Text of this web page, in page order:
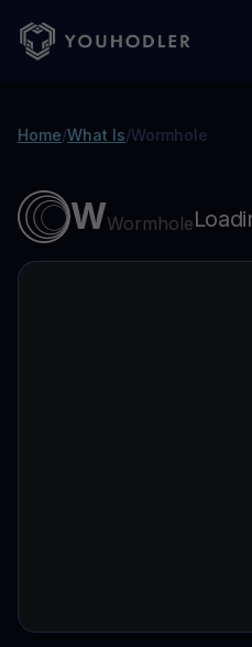
Home/What Is/Wormhole
WWormhole